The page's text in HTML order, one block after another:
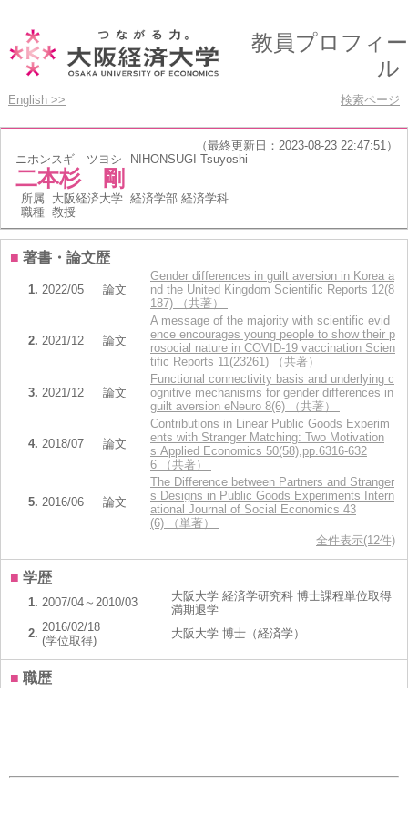
教員プロフィー
ル
English >> 検索ページ
（最終更新日：2023-08-23 22:47:51）
ニホンスギ ツヨシ
NIHONSUGI Tsuyoshi
二本杉 剛
所属 大阪経済大学 経済学部 経済学科
職種 教授
■ 著書・論文歴
1. 2022/05 論文
Gender differences in guilt aversion in Korea a
nd the United Kingdom Scientific Reports 12(8
187) （共著）
2. 2021/12 論文
A message of the majority with scientific evid
ence encourages young people to show their p
rosocial nature in COVID-19 vaccination Scien
tific Reports 11(23261) （共著）
3. 2021/12 論文
Functional connectivity basis and underlying c
ognitive mechanisms for gender differences in
guilt aversion eNeuro 8(6) （共著）
4. 2018/07 論文
Contributions in Linear Public Goods Experim
ents with Stranger Matching: Two Motivation
s Applied Economics 50(58),pp.6316-632
6 （共著）
5. 2016/06 論文
The Difference between Partners and Stranger
s Designs in Public Goods Experiments Intern
ational Journal of Social Economics 43
(6) （単著）
全件表示(12件)
■ 学歴
1. 2007/04～2010/03
大阪大学 経済学研究科 博士課程単位取得
満期退学
2. 2016/02/18
(学位取得)
大阪大学 博士（経済学）
■ 職歴